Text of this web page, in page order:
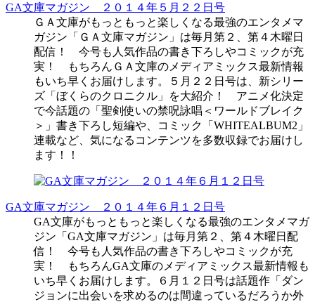
GA文庫マガジン ２０１４年５月２２日号
ＧＡ文庫がもっともっと楽しくなる最強のエンタメマ
ガジン「ＧＡ文庫マガジン」は毎月第２、第４木曜日
配信！ 今号も人気作品の書き下ろしやコミックが充
実！ もちろんＧＡ文庫のメディアミックス最新情報
もいち早くお届けします。５月２２日号は、新シリー
ズ「ぼくらのクロニクル」を大紹介！ アニメ化決定
で今話題の「聖剣使いの禁呪詠唱＜ワールドブレイク
＞」書き下ろし短編や、コミック「WHITEALBUM2」
連載など、気になるコンテンツを多数収録でお届けし
ます！！
GA文庫マガジン ２０１４年６月１２日号
GA文庫がもっともっと楽しくなる最強のエンタメマガ
ジン「GA文庫マガジン」は毎月第２、第４木曜日配
信！ 今号も人気作品の書き下ろしやコミックが充
実！ もちろんGA文庫のメディアミックス最新情報も
いち早くお届けします。６月１２日号は話題作「ダン
ジョンに出会いを求めるのは間違っているだろうか外